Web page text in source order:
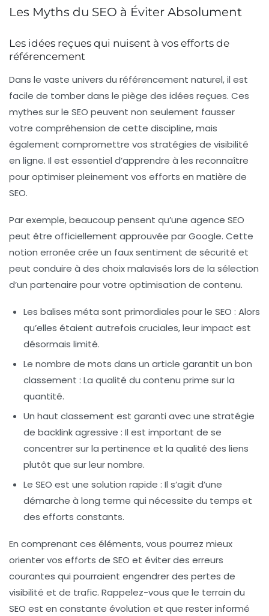
Les Myths du SEO à Éviter Absolument
Les idées reçues qui nuisent à vos efforts de
référencement
Dans le vaste univers du référencement naturel, il est
facile de tomber dans le piège des idées reçues. Ces
mythes sur le SEO peuvent non seulement fausser
votre compréhension de cette discipline, mais
également compromettre vos stratégies de visibilité
en ligne. Il est essentiel d’apprendre à les reconnaître
pour optimiser pleinement vos efforts en matière de
SEO.
Par exemple, beaucoup pensent qu’une agence SEO
peut être officiellement approuvée par Google. Cette
notion erronée crée un faux sentiment de sécurité et
peut conduire à des choix malavisés lors de la sélection
d’un partenaire pour votre optimisation de contenu.
Les balises méta sont primordiales pour le SEO : Alors
qu’elles étaient autrefois cruciales, leur impact est
désormais limité.
Le nombre de mots dans un article garantit un bon
classement : La qualité du contenu prime sur la
quantité.
Un haut classement est garanti avec une stratégie
de backlinkagressive : Il est important de se
concentrer sur la pertinence et la qualité des liens
plutôt que sur leur nombre.
Le SEO est une solution rapide : Il s’agit d’une
démarche à long terme qui nécessite du temps et
des efforts constants.
En comprenant ces éléments, vous pourrez mieux
orienter vos efforts de SEO et éviter des erreurs
courantes qui pourraient engendrer des pertes de
visibilité et de trafic. Rappelez-vous que le terrain du
SEO est en constante évolution et que rester informé